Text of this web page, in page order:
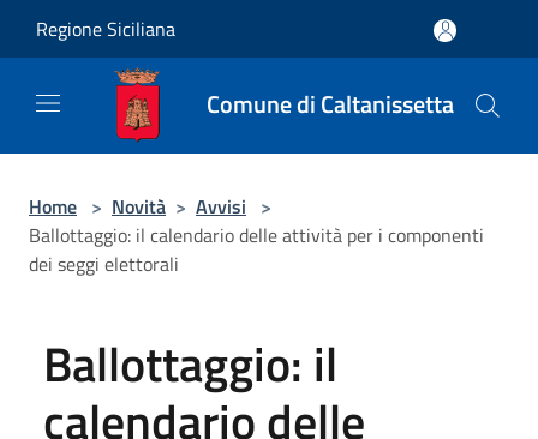
Regione Siciliana
Comune di Caltanissetta
Home > Novità > Avvisi >
Ballottaggio: il calendario delle attività per i componenti
dei seggi elettorali
Ballottaggio: il
calendario delle